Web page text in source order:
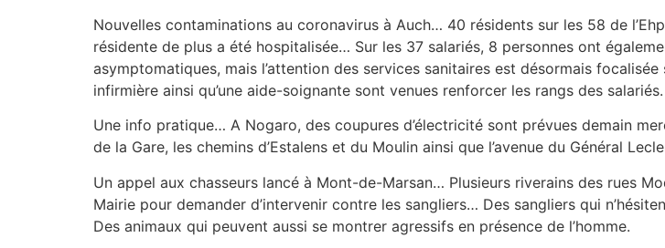
Nouvelles contaminations au coronavirus à Auch… 40 résidents sur les 58 de
résidente de plus a été hospitalisée… Sur les 37 salariés, 8 personnes ont
asymptomatiques, mais l’attention des services sanitaires est désormais
infirmière ainsi qu’une aide-soignante sont venues renforcer les rangs des salariés.
Une info pratique… A Nogaro, des coupures d’électricité sont prévues demain
de la Gare, les chemins d’Estalens et du Moulin ainsi que l’avenue du Général
Un appel aux chasseurs lancé à Mont-de-Marsan… Plusieurs riverains des rues
Mairie pour demander d’intervenir contre les sangliers… Des sangliers qui
Des animaux qui peuvent aussi se montrer agressifs en présence de l’homme.